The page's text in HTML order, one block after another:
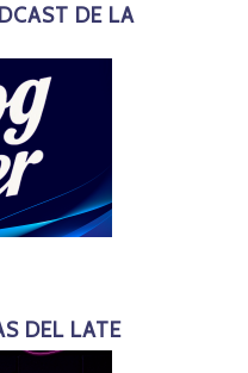
DE LA
DEL LATE